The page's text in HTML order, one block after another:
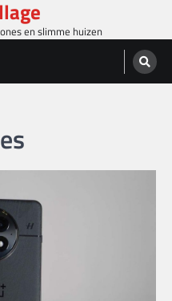
en slimme huizen